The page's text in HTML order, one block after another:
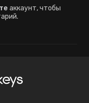
аккаунт, чтобы